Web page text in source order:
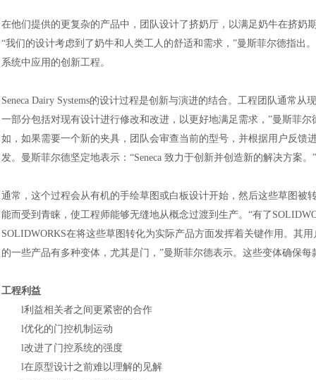
在他们提供的更复杂的产品中，团队设计了挤奶厅，以满足奶牛在挤
“我们的设计考虑到了奶牛和人类工人的舒适和需求，”曼斯菲尔德指
系统中应用的创新工程。
Seneca Dairy Systems的设计过程是创新与演进的结合。工程团队通常
一部分包括对现有设计进行修改和改进，以更好地满足需求，”曼斯菲
如，如果需要一个新的夹具，团队会审查当前的型号，并根据用户反馈
发。曼斯菲尔德坚定地表示：“Seneca 致力于创新并创造新的解决方案
通常，这个过程会从有机的手绘草图或白板设计开始，然后这些草图被
能而受到青睐，使工程师能够无缝地从概念过渡到生产。 “有了
SOLIDWORKS在将这些草图转化为实际产品方面发挥着关键作用。其
的一些产品有多种变体，尤其是门，”曼斯菲尔德表示。这些变体确保
工程利益
l利益相关者之间更紧密的合作
l优化的门控机制运动
l改进了门控系统的强度
l在原型设计之前难以理解的见解